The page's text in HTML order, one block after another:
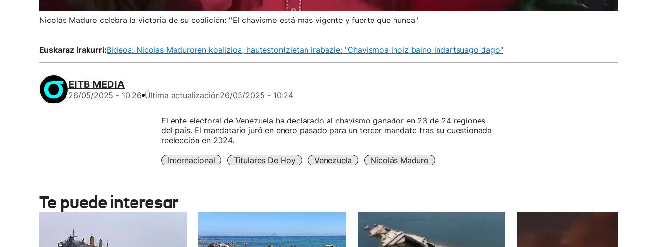
Nicolás Maduro celebra la victoria de su coalición: ''El chavismo está más vigente y fuerte que nunca''
Euskaraz irakurri:Bideoa: Nicolas Maduroren koalizioa, hautestontzietan irabazle: "Chavismoa inoiz baino indartsuago dago"
EITB MEDIA
26/05/2025 - 10:26 Última actualización26/05/2025 - 10:24
El ente electoral de Venezuela ha declarado al chavismo ganador en 23 de 24 regiones
del país. El mandatario juró en enero pasado para un tercer mandato tras su cuestionada
reelección en 2024.
Internacional Titulares De Hoy Venezuela Nicolás Maduro
Te puede interesar